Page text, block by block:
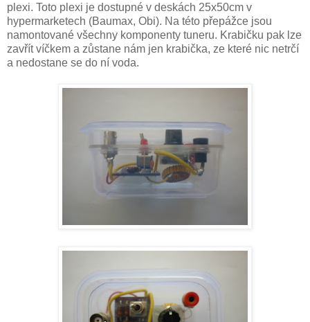
plexi. Toto plexi je dostupné v deskách 25x50cm v
hypermarketech (Baumax, Obi). Na této přepážce jsou
namontované všechny komponenty tuneru. Krabičku pak lze
zavřít víčkem a zůstane nám jen krabička, ze které nic netrčí
a nedostane se do ní voda.